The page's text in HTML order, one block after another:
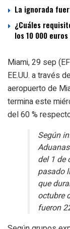
La ignorada
¿Cuáles
los 10 000
Miami, 29 sep
EE.UU. a través
aeropuerto de
termina este
del 60 %
Según
del 1 de
pasado
que
octubre
fueron